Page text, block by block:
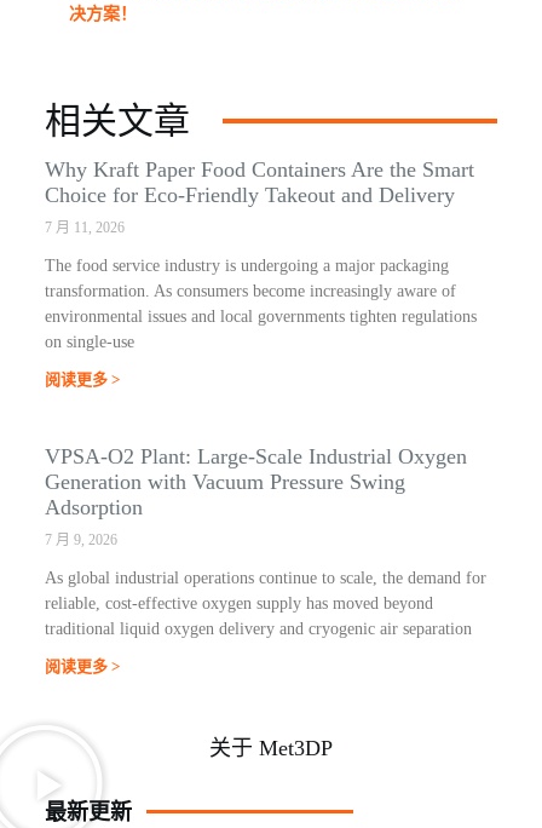
决方案！
相关文章
Why Kraft Paper Food Containers Are the Smart
Choice for Eco-Friendly Takeout and Delivery
7 月 11, 2026
The food service industry is undergoing a major packaging
transformation. As consumers become increasingly aware of
environmental issues and local governments tighten regulations
on single-use
阅读更多 >
VPSA-O2 Plant: Large-Scale Industrial Oxygen
Generation with Vacuum Pressure Swing
Adsorption
7 月 9, 2026
As global industrial operations continue to scale, the demand for
reliable, cost-effective oxygen supply has moved beyond
traditional liquid oxygen delivery and cryogenic air separation
阅读更多 >
关于 Met3DP
最新更新